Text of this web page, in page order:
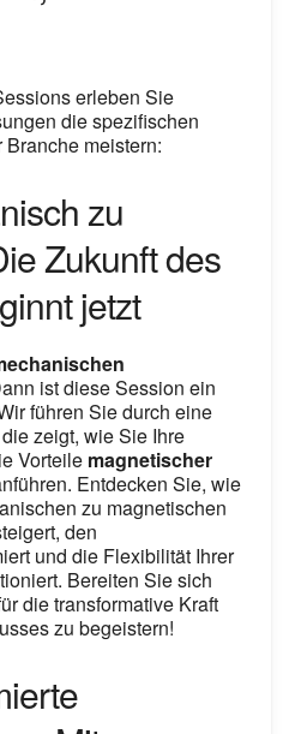
erleben Sie
die spezifischen
meistern:
zu
Zukunft des
jetzt
ist diese Session ein
führen Sie durch eine
zeigt, wie Sie Ihre
Vorteile magnetischer
Entdecken Sie, wie
zu magnetischen
den
und die Flexibilität Ihrer
Bereiten Sie sich
die transformative Kraft
zu begeistern!